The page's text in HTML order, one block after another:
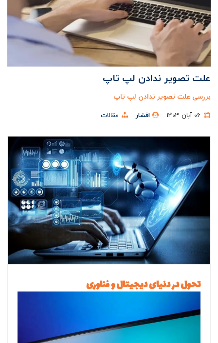
علت تصویر ندادن لپ تاپ
بررسی علت تصویر ندادن لپ تاپ
افشار مقالات
تحول در دنیای دیجیتال و فناوری